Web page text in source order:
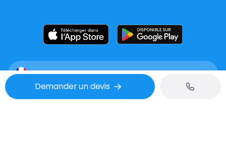
Demander un devis
France